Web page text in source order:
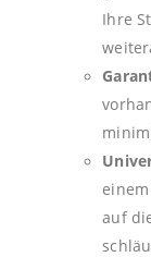
Ihre
auf